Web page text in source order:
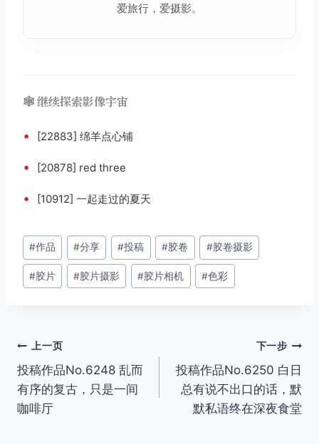
爱旅行，爱摄影。
🕸️ 继续探索影像宇宙
• [22883] 绵羊点心铺
• [20878] red three
• [10912] 一起走过的夏天
文
章
标
#作品 #分享 #投稿 #胶卷 #胶卷摄影
#胶片 #胶片摄影 #胶片相机 #色彩
文
章
导
上一页
投稿作品No.6248 乱而
有序的复古，只是一间
咖啡厅
下一步
投稿作品No.6250 白日
总有说不出口的话，默
默私语终在深夜食堂